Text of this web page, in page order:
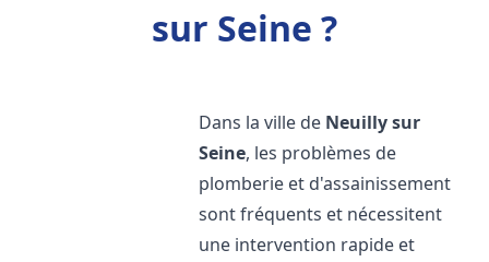
sur Seine ?
Dans la ville de Neuilly sur
Seine, les problèmes de
plomberie et d'assainissement
sont fréquents et nécessitent
une intervention rapide et